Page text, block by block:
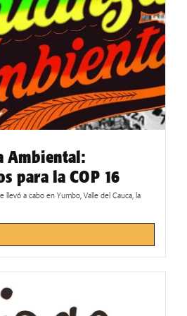
Ambiental:
para la COP 16
llevó a cabo en Yumbo, Valle del Cauca, la